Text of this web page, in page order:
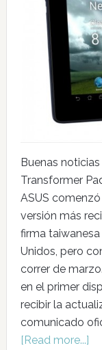
Buenas
Transformer
ASUS
versión más
firma
Unidos, pero
correr de
en el primer
recibir la
comunicado
[Read more...]